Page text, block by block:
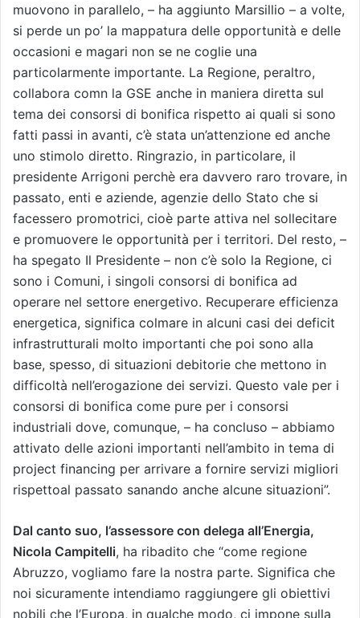
muovono in parallelo, – ha aggiunto Marsillio – a volte,
si perde un po’ la mappatura delle opportunità e delle
occasioni e magari non se ne coglie una
particolarmente importante. La Regione, peraltro,
collabora comn la GSE anche in maniera diretta sul
tema dei consorsi di bonifica rispetto ai quali si sono
fatti passi in avanti, c’è stata un’attenzione ed anche
uno stimolo diretto. Ringrazio, in particolare, il
presidente Arrigoni perchè era davvero raro trovare, in
passato, enti e aziende, agenzie dello Stato che si
facessero promotrici, cioè parte attiva nel sollecitare
e promuovere le opportunità per i territori. Del resto, –
ha spegato Il Presidente – non c’è solo la Regione, ci
sono i Comuni, i singoli consorsi di bonifica ad
operare nel settore energetivo. Recuperare efficienza
energetica, significa colmare in alcuni casi dei deficit
infrastrutturali molto importanti che poi sono alla
base, spesso, di situazioni debitorie che mettono in
difficoltà nell’erogazione dei servizi. Questo vale per i
consorsi di bonifica come pure per i consorsi
industriali dove, comunque, – ha concluso – abbiamo
attivato delle azioni importanti nell’ambito in tema di
project financing per arrivare a fornire servizi migliori
rispettoal passato sanando anche alcune situazioni”.
Dal canto suo, l’assessore con delega all’Energia,
Nicola Campitelli, ha ribadito che “come regione
Abruzzo, vogliamo fare la nostra parte. Significa che
noi sicuramente intendiamo raggiungere gli obiettivi
nobili che l’Europa, in qualche modo, ci impone sulla